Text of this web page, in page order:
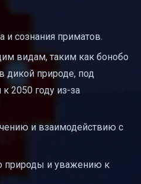
и сознания приматов.
видам, таким как бонобо
дикой природе, под
2050 году из-за
и взаимодействию с
природы и уважению к